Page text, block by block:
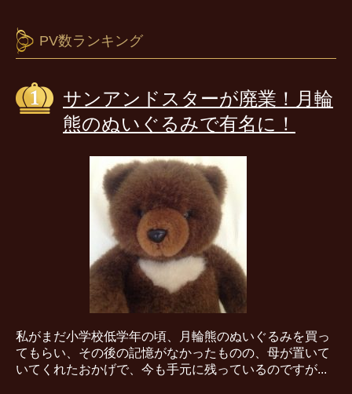
PV数ランキング
サンアンドスターが廃業！月輪
熊のぬいぐるみで有名に！
私がまだ小学校低学年の頃、月輪熊のぬいぐるみを買っ
てもらい、その後の記憶がなかったものの、母が置いて
いてくれたおかげで、今も手元に残っているのですが...